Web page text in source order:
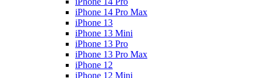
iPhone 14 Pro Max
iPhone 13
iPhone 13 Mini
iPhone 13 Pro
iPhone 13 Pro Max
iPhone 12
iPhone 12 Mini